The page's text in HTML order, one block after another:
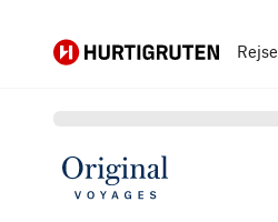
Hurtigruten